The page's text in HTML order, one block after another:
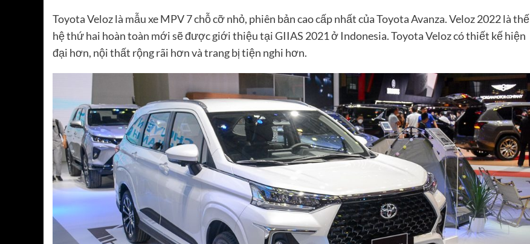
Toyota Veloz là mẫu xe MPV 7 chỗ cỡ nhỏ, phiên bản cao cấp nhất của Toyota Avanza. Veloz 2022 là thế
hệ thứ hai hoàn toàn mới sẽ được giới thiệu tại GIIAS 2021 ở Indonesia. Toyota Veloz có thiết kế hiện
đại hơn, nội thất rộng rãi hơn và trang bị tiện nghi hơn.